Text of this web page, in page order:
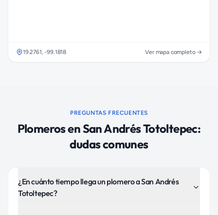
19.2761,-99.1818 Ver mapa completo →
PREGUNTAS FRECUENTES
PlomerosenSan Andrés Totoltepec:
dudas comunes
¿En cuánto tiempo llega un plomero a San Andrés
Totoltepec?